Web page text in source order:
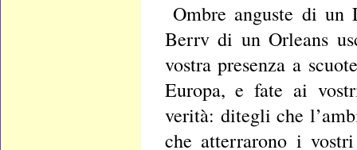
Ombre anguste di
Berrv di un Orleans
vostra presenza a
Europa, e fate ai
verità: ditegli che
che atterrarono i